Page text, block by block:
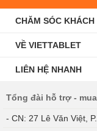
CHĂM SÓC KHÁCH
VỀ VIETTABLET
LIÊN HỆ NHANH
Tổng đài hỗ trợ -
- CN: 27 Lê Văn Việt,